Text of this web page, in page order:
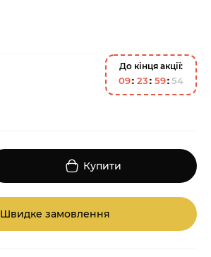
До кінця акції:
09 23 59 54
Купити
Швидке замовлення